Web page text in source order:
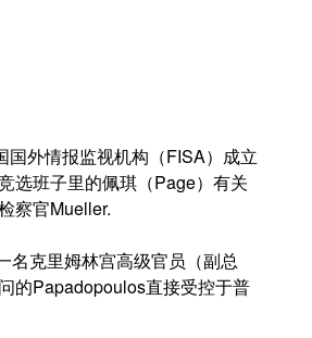
国外情报监视机构（FISA）成立
选班子里的佩琪（Page）有关
察官Mueller.
名克里姆林宫高级官员（副总
的Papadopoulos直接受控于普